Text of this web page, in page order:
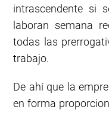
intrascendente si
laboran semana
todas las
trabajo.
De ahí que la
en forma